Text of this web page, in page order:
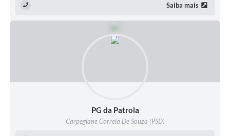
Saiba mais
PG da Patrola
Carpegiane Correia De Souza (PSD)